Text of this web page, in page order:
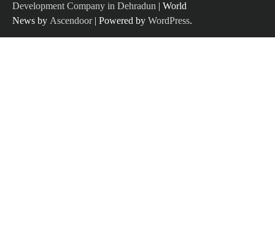
Development Company in Dehradun | World
News by Ascendoor| Powered by WordPress.